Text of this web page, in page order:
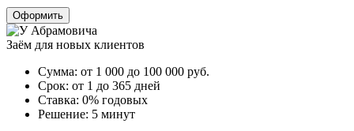
Оформить
Заём для новых клиентов
Сумма: от 1 000 до 100 000 руб.
Срок: от 1 до 365 дней
Ставка: 0% годовых
Решение: 5 минут